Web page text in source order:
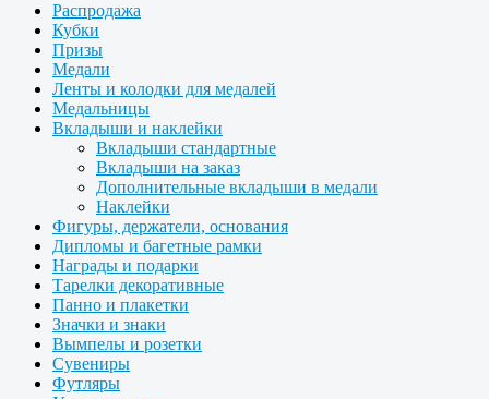
Распродажа
Кубки
Призы
Медали
Ленты и колодки для медалей
Медальницы
Вкладыши и наклейки
Вкладыши стандартные
Вкладыши на заказ
Дополнительные вкладыши в медали
Наклейки
Фигуры, держатели, основания
Дипломы и багетные рамки
Награды и подарки
Тарелки декоративные
Панно и плакетки
Значки и знаки
Вымпелы и розетки
Сувениры
Футляры